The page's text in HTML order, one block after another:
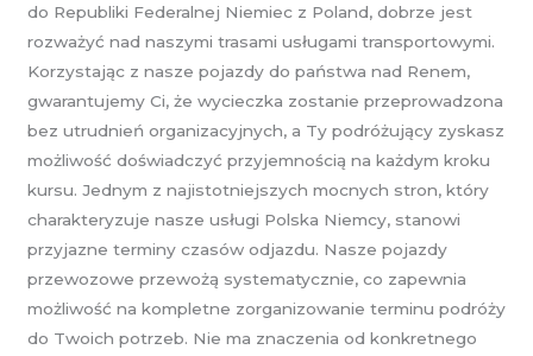
do Republiki Federalnej Niemiec z Poland, dobrze jest
rozważyć nad naszymi trasami usługami transportowymi.
Korzystając z nasze pojazdy do państwa nad Renem,
gwarantujemy Ci, że wycieczka zostanie przeprowadzona
bez utrudnień organizacyjnych, a Ty podróżujący zyskasz
możliwość doświadczyć przyjemnością na każdym kroku
kursu. Jednym z najistotniejszych mocnych stron, który
charakteryzuje nasze usługi Polska Niemcy, stanowi
przyjazne terminy czasów odjazdu. Nasze pojazdy
przewozowe przewożą systematycznie, co zapewnia
możliwość na kompletne zorganizowanie terminu podróży
do Twoich potrzeb. Nie ma znaczenia od konkretnego